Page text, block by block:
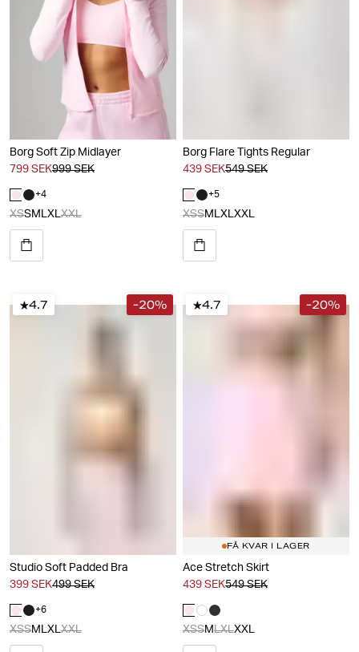
Borg Soft Zip Midlayer
799 SEK999 SEK
+4
XSSMLXLXXL
Borg Flare Tights Regular
439 SEK549 SEK
+5
XSSMLXLXXL
4.7 -20%
Studio Soft Padded Bra
399 SEK499 SEK
+6
XSSMLXLXXL
4.7 -20%
FÅ KVAR I LAGER
Ace Stretch Skirt
439 SEK549 SEK
XSSMLXLXXL